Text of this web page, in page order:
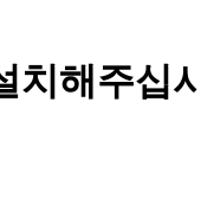
치해주십